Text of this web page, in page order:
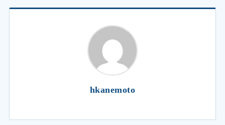
hkanemoto